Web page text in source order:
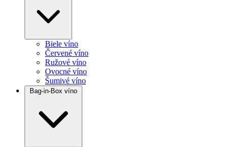
Biele víno
Červené víno
Ružové víno
Ovocné víno
Šumivé víno
Bag-in-Box víno